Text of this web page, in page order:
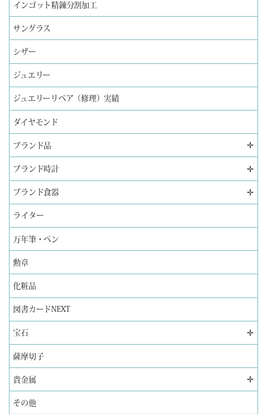
インゴット精錬分割加工
サングラス
シザー
ジュエリー
ジュエリーリペア（修理）実績
ダイヤモンド
ブランド品 ✛
ブランド時計 ✛
ブランド食器 ✛
ライター
万年筆・ペン
勲章
化粧品
図書カードNEXT
宝石 ✛
薩摩切子
貴金属 ✛
その他